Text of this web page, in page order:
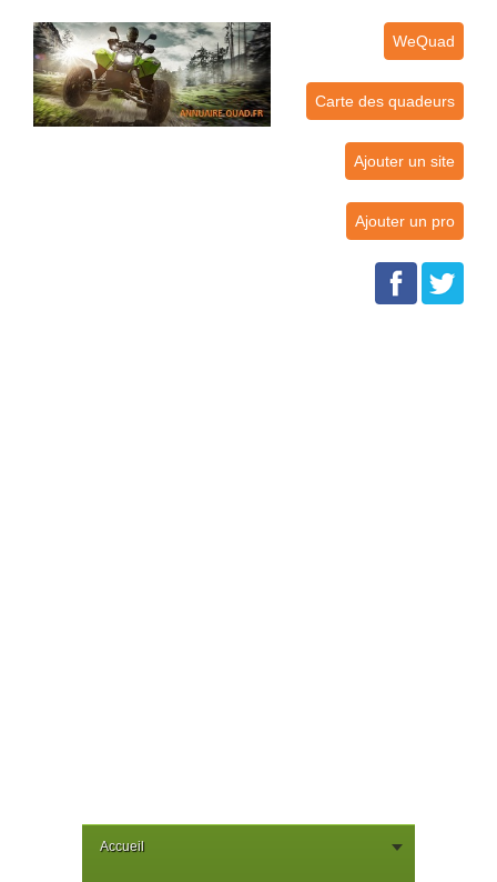
WeQuad
Carte des quadeurs
Ajouter un site
Ajouter un pro
Accueil